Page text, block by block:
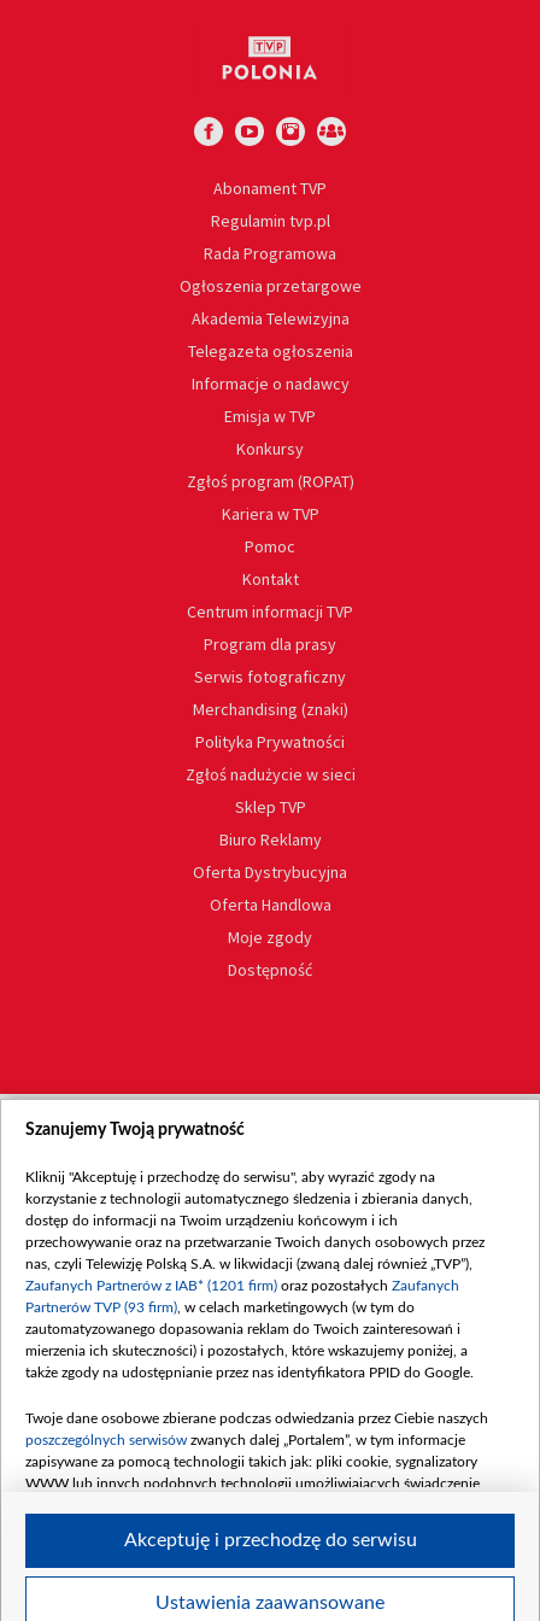
Abonament TVP
Regulamin tvp.pl
Rada Programowa
Ogłoszenia przetargowe
Akademia Telewizyjna
Telegazeta ogłoszenia
Informacje o nadawcy
Emisja w TVP
Konkursy
Zgłoś program (ROPAT)
Kariera w TVP
Pomoc
Kontakt
Centrum informacji TVP
Program dla prasy
Serwis fotograficzny
Merchandising (znaki)
Polityka Prywatności
Zgłoś nadużycie w sieci
Sklep TVP
Biuro Reklamy
Oferta Dystrybucyjna
Oferta Handlowa
Moje zgody
Dostępność
Szanujemy Twoją prywatność
Kliknij "Akceptuję i przechodzę do serwisu", aby wyrazić zgody na
korzystanie z technologii automatycznego śledzenia i zbierania danych,
dostęp do informacji na Twoim urządzeniu końcowym i ich
przechowywanie oraz na przetwarzanie Twoich danych osobowych przez
nas, czyli Telewizję Polską S.A. w likwidacji (zwaną dalej również „TVP”),
Zaufanych Partnerów z IAB* (1201 firm) oraz pozostałych Zaufanych
Partnerów TVP (93 firm) , w celach marketingowych (w tym do
zautomatyzowanego dopasowania reklam do Twoich zainteresowań i
mierzenia ich skuteczności) i pozostałych, które wskazujemy poniżej, a
także zgody na udostępnianie przez nas identyfikatora PPID do Google.
Twoje dane osobowe zbierane podczas odwiedzania przez Ciebie naszych
poszczególnych serwisów zwanych dalej „Portalem”, w tym informacje
zapisywane za pomocą technologii takich jak: pliki cookie, sygnalizatory
WWW lub innych podobnych technologii umożliwiających świadczenie
Twoje dane osobowe zbierane podczas odwiedzania przez Ciebie
Ustawienia zaawansowane
Akceptuję i przechodzę do serwisu